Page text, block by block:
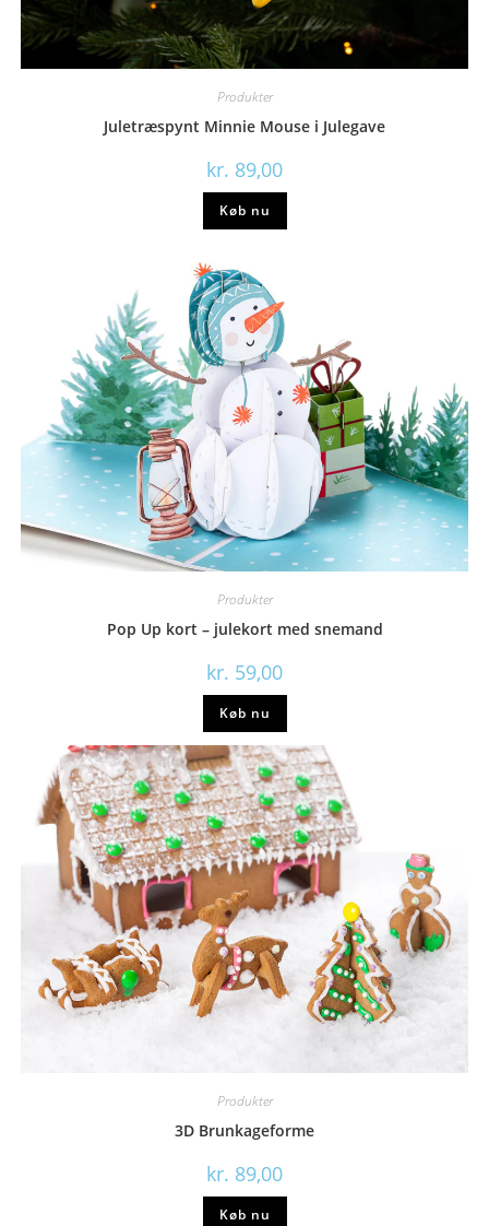
Produkter
Juletræspynt Minnie Mouse i Julegave
kr. 89,00
Køb nu
Produkter
Pop Up kort – julekort med snemand
kr. 59,00
Køb nu
Produkter
3D Brunkageforme
kr. 89,00
Køb nu